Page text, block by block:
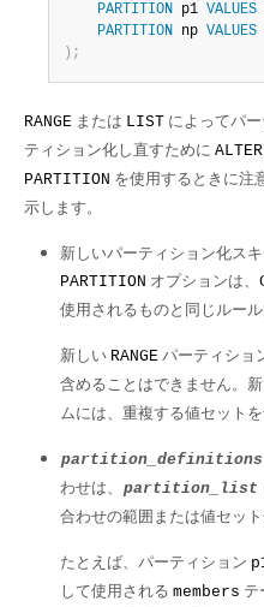
PARTITION p1 VALUES
PARTITION np VALUES
) ;
RANGE または LIST によってパ
ティション化し直すために
PARTITION を使用するときに注
示します。
新しいパーティション化ス
PARTITION オプションは、
使用されるものと同じルール
新しい RANGE パーティショ
含めることはできません。
ムには、重複する値セット
partition_definitions
わせは、
partition_list
合わせの範囲または値セッ
たとえば、パーティション
して使用される members テ